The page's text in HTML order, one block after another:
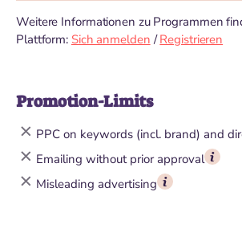
Weitere Informationen zu Programmen
Plattform: Sich anmelden /Registrieren
Promotion-Limits
PPC on keywords (incl. brand) and
Emailing without prior approval
Misleading advertising